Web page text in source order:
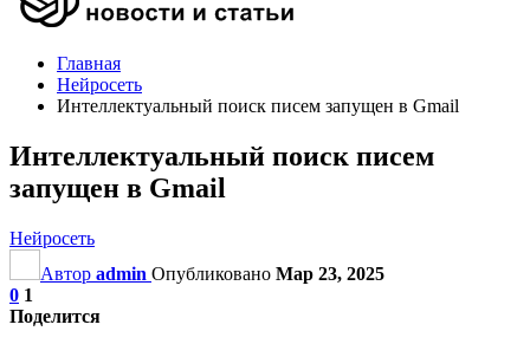
Главная
Нейросеть
Интеллектуальный поиск писем запущен в Gmail
Интеллектуальный поиск писем
запущен в Gmail
Нейросеть
Автор admin Опубликовано Мар 23, 2025
0 1
Поделится